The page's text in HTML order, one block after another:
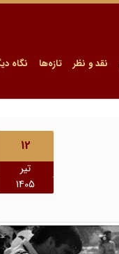
نقد و نظر تازه‌ها نگاه
12
تیر
1405